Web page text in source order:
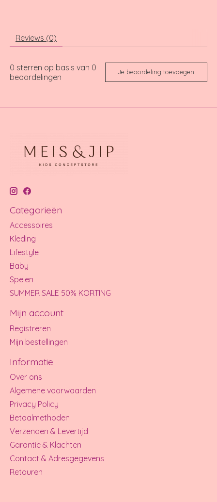
Reviews (0)
0 sterren op basis van 0
beoordelingen
Je beoordeling toevoegen
Categorieën
Accessoires
Kleding
Lifestyle
Baby
Spelen
SUMMER SALE 50% KORTING
Mijn account
Registreren
Mijn bestellingen
Informatie
Over ons
Algemene voorwaarden
Privacy Policy
Betaalmethoden
Verzenden & Levertijd
Garantie & Klachten
Contact & Adresgegevens
Retouren